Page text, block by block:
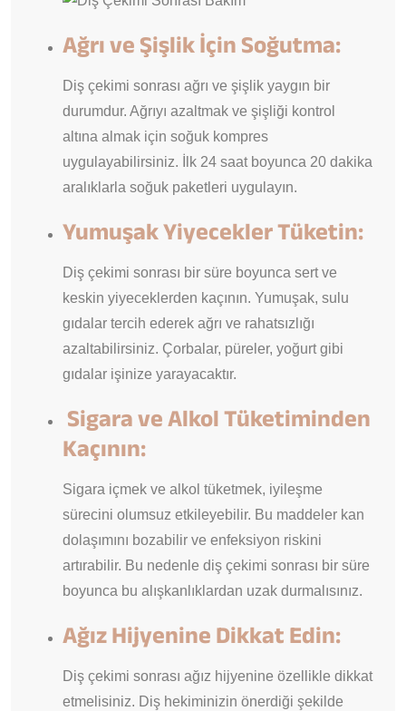
Ağrı ve Şişlik İçin Soğutma:
Diş çekimi sonrası ağrı ve şişlik yaygın bir
durumdur. Ağrıyı azaltmak ve şişliği kontrol
altına almak için soğuk kompres
uygulayabilirsiniz. İlk 24 saat boyunca 20 dakika
aralıklarla soğuk paketleri uygulayın.
Yumuşak Yiyecekler Tüketin:
Diş çekimi sonrası bir süre boyunca sert ve
keskin yiyeceklerden kaçının. Yumuşak, sulu
gıdalar tercih ederek ağrı ve rahatsızlığı
azaltabilirsiniz. Çorbalar, püreler, yoğurt gibi
gıdalar işinize yarayacaktır.
Sigara ve Alkol Tüketiminden
Kaçının:
Sigara içmek ve alkol tüketmek, iyileşme
sürecini olumsuz etkileyebilir. Bu maddeler kan
dolaşımını bozabilir ve enfeksiyon riskini
artırabilir. Bu nedenle diş çekimi sonrası bir süre
boyunca bu alışkanlıklardan uzak durmalısınız.
Ağız Hijyenine Dikkat Edin:
Diş çekimi sonrası ağız hijyenine özellikle dikkat
etmelisiniz. Diş hekiminizin önerdiği şekilde